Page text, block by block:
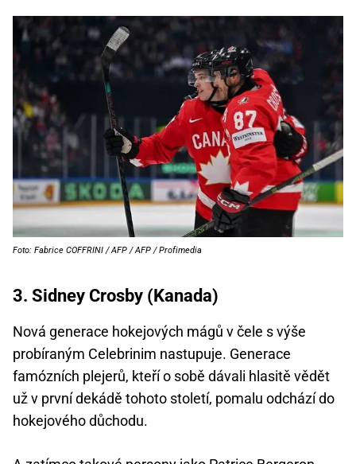
Foto: Fabrice COFFRINI / AFP / AFP / Profimedia
3. Sidney Crosby (Kanada)
Nová generace hokejových mágů v čele s výše
probíraným Celebrinim nastupuje. Generace
famózních plejerů, kteří o sobě dávali hlasitě vědět
už v první dekádě tohoto století, pomalu odchází do
hokejového důchodu.